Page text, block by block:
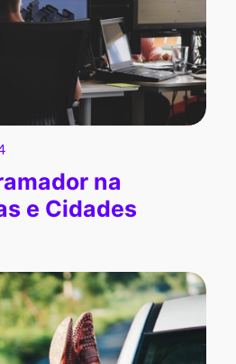
na
e Cidades